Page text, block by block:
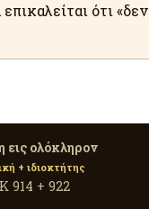
ότι «δεν
εις ολόκληρον
+ ιδιοκτήτης
914 + 922